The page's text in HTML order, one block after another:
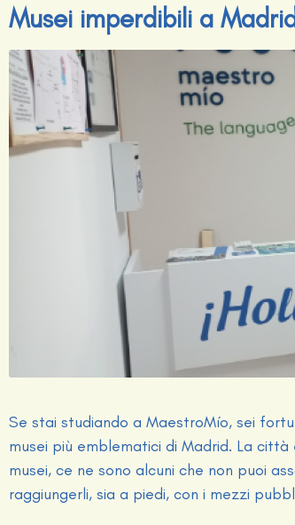
Musei imperdibili a
Se stai studiando a MaestroMío, sei
musei più emblematici di Madrid. La
musei, ce ne sono alcuni che non puoi
raggiungerli, sia a piedi, con i mezzi